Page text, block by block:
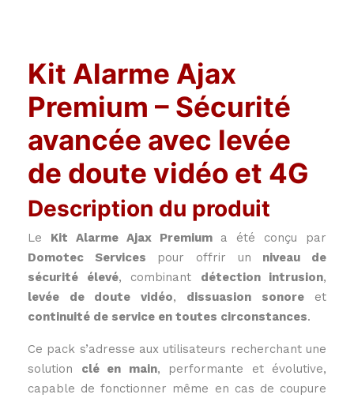
Kit Alarme Ajax
Premium – Sécurité
avancée avec levée
de doute vidéo et 4G
Description du produit
Le Kit Alarme Ajax Premiuma été conçu par
Domotec Services pour offrir un niveau de
sécurité élevé, combinant détection intrusion,
levée de doute vidéo, dissuasion sonoreet
continuité de service en toutes circonstances.
Ce pack s’adresse aux utilisateurs recherchant une
solution clé en main, performante et évolutive,
capable de fonctionner même en cas de coupure